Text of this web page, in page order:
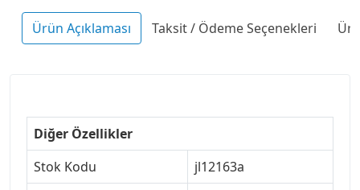
Ürün Açıklaması Taksit / Ödeme Seçenekleri
Diğer Özellikler
Stok Kodu
jl12163a